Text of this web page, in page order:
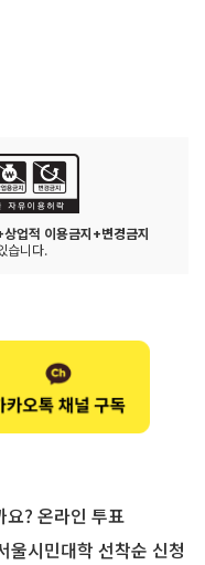
업적 이용금지+변경금지
습니다.
요? 온라인 투표
울시민대학 선착순 신청